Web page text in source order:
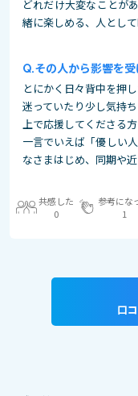
どれだけ大変なことが
緒に楽しめる、人として
その人から影響を
とにかく日々背中を押
迷っていたり少し気持
上で応援してくださる
一言でいえば「優しい
なさまはじめ、同期や
共感した
0
参考にな
1
口